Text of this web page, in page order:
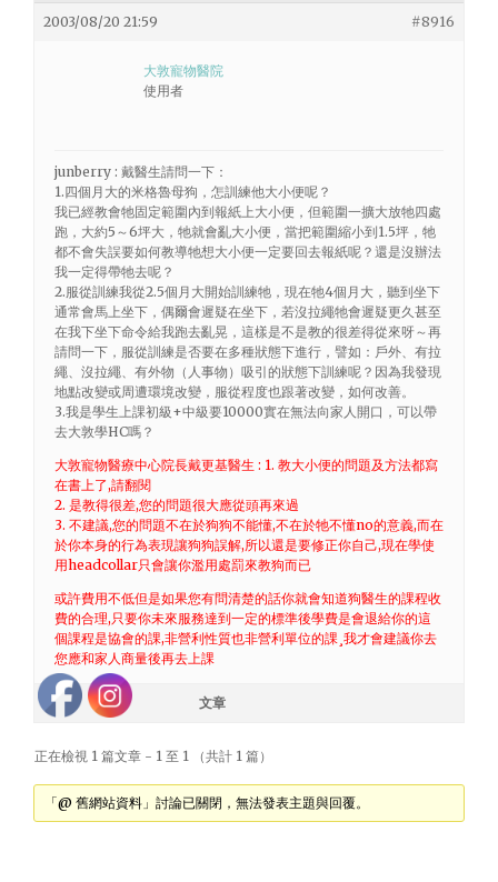
2003/08/20 21:59 #8916
大敦寵物醫院
使用者
junberry : 戴醫生請問一下：
1.四個月大的米格魯母狗，怎訓練他大小便呢？
我已經教會牠固定範圍內到報紙上大小便，但範圍一擴大放牠四處
跑，大約5～6坪大，牠就會亂大小便，當把範圍縮小到1.5坪，牠
都不會失誤要如何教導牠想大小便一定要回去報紙呢？還是沒辦法
我一定得帶牠去呢？
2.服從訓練我從2.5個月大開始訓練牠，現在牠4個月大，聽到坐下
通常會馬上坐下，偶爾會遲疑在坐下，若沒拉繩牠會遲疑更久甚至
在我下坐下命令給我跑去亂晃，這樣是不是教的很差得從來呀～再
請問一下，服從訓練是否要在多種狀態下進行，譬如：戶外、有拉
繩、沒拉繩、有外物（人事物）吸引的狀態下訓練呢？因為我發現
地點改變或周遭環境改變，服從程度也跟著改變，如何改善。
3.我是學生上課初級+中級要10000實在無法向家人開口，可以帶
去大敦學HC嗎？
大敦寵物醫療中心院長戴更基醫生 : 1. 教大小便的問題及方法都寫
在書上了,請翻閱
2. 是教得很差,您的問題很大應從頭再來過
3. 不建議,您的問題不在於狗狗不能懂,不在於牠不懂no的意義,而在
於你本身的行為表現讓狗狗誤解,所以還是要修正你自己,現在學使
用headcollar只會讓你濫用處罰來教狗而已
或許費用不低但是如果您有問清楚的話你就會知道狗醫生的課程收
費的合理,只要你未來服務達到一定的標準後學費是會退給你的這
個課程是協會的課,非營利性質也非營利單位的課¸我才會建議你去
您應和家人商量後再去上課
作者 文章
正在檢視 1 篇文章 - 1 至 1 （共計 1 篇）
「@ 舊網站資料」討論已關閉，無法發表主題與回覆。